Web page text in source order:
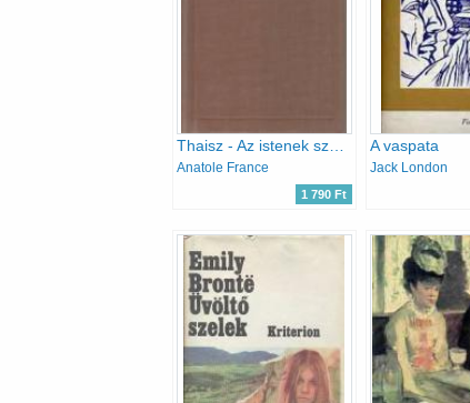
Thaisz - Az istenek szomjaznak
Anatole France
1 790 Ft
A vaspata
Jack London